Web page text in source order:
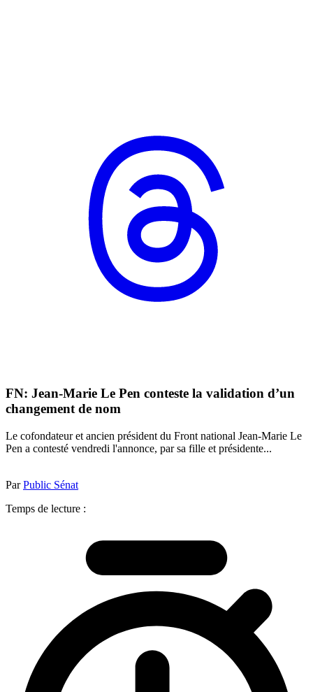
FN: Jean-Marie Le Pen conteste la validation d’un
changement de nom
Le cofondateur et ancien président du Front national Jean-Marie Le
Pen a contesté vendredi l'annonce, par sa fille et présidente...
ParPublic Sénat
Temps de lecture :